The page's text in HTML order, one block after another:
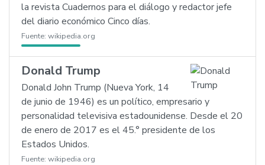
la revista Cuadernos para el diálogo y redactor jefe
del diario económico Cinco días.
Fuente: wikipedia.org
Donald Trump
Donald John Trump (Nueva York, 14
de junio de 1946) es un político, empresario y
personalidad televisiva estadounidense. Desde el 20
de enero de 2017 es el 45.° presidente de los
Estados Unidos.
Fuente: wikipedia.org